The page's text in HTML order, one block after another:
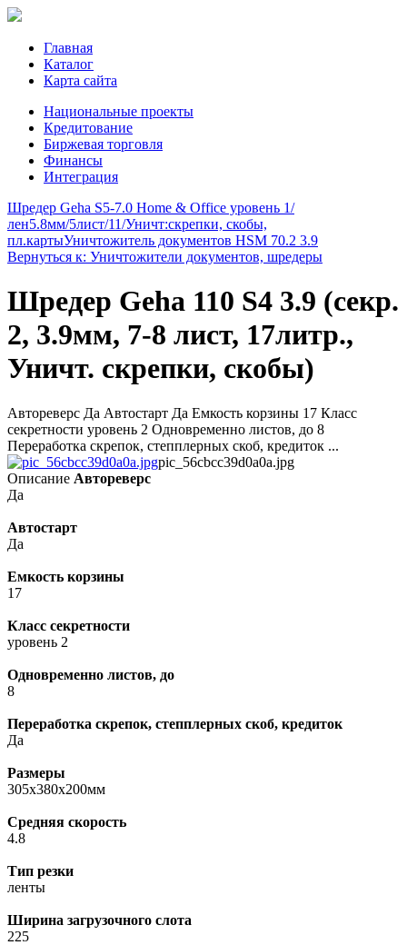
Главная
Каталог
Карта сайта
Национальные проекты
Кредитование
Биржевая торговля
Финансы
Интеграция
Шредер Geha S5-7.0 Home & Office уровень 1/
лен5.8мм/5лист/11/Уничт:скрепки, скобы,
пл.картыУничтожитель документов HSM 70.2 3.9
Вернуться к: Уничтожители документов, шредеры
Шредер Geha 110 S4 3.9 (секр.
2, 3.9мм, 7-8 лиcт, 17литр.,
Уничт. скрепки, скобы)
Автореверс Да Автостарт Да Емкость корзины 17 Класс
секретности уровень 2 Одновременно листов, до 8
Переработка скрепок, степплерных скоб, кредиток ...
pic_56cbcc39d0a0a.jpg
Описание Автореверс
Да
Автостарт
Да
Емкость корзины
17
Класс секретности
уровень 2
Одновременно листов, до
8
Переработка скрепок, степплерных скоб, кредиток
Да
Размеры
305x380x200мм
Средняя скорость
4.8
Тип резки
ленты
Ширина загрузочного слота
225